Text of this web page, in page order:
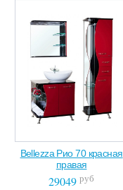
Bellezza Рио 70 красная
правая
29049 руб